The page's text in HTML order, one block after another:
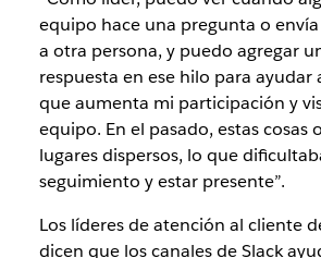
equipo hace una pregunta o
a otra persona, y puedo agregar
respuesta en ese hilo para ayudar
que aumenta mi participación y
equipo. En el pasado, estas cosas
lugares dispersos, lo que
seguimiento y estar presente”.
Los líderes de atención al cliente
dicen que los canales de Slack